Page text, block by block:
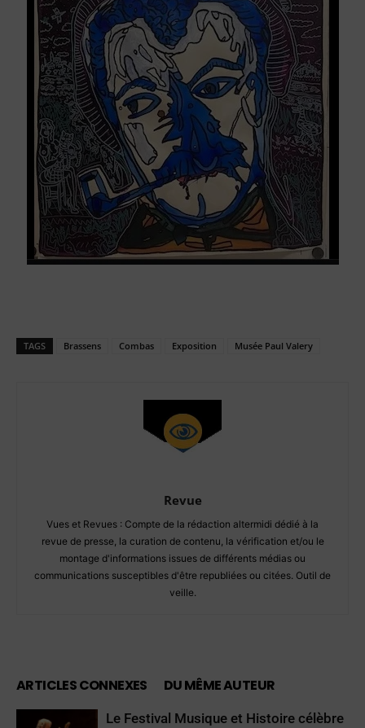
TAGS Brassens Combas Exposition Musée Paul Valery
Revue
Vues et Revues : Compte de la rédaction altermidi dédié à la
revue de presse, la curation de contenu, la vérification et/ou le
montage d'informations issues de différents médias ou
communications susceptibles d'être republiées ou citées. Outil de
veille.
ARTICLES CONNEXES DU MÊME AUTEUR
Le Festival Musique et Histoire célèbre